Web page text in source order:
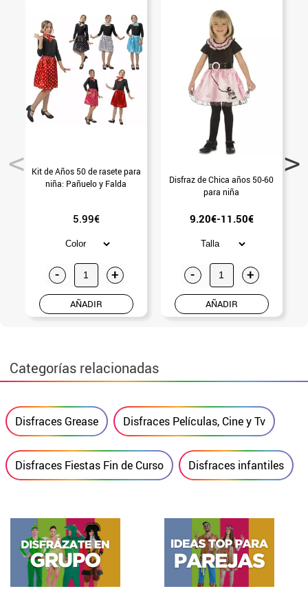
Kit de Años 50 de rasete para
niña: Pañuelo y Falda
5.99€
- +
AÑADIR
Disfraz de Chica años 50-60
para niña
9.20€-11.50€
- +
AÑADIR
Categorías relacionadas
Disfraces Grease Disfraces Películas, Cine y Tv
Disfraces Fiestas Fin de Curso Disfraces infantiles